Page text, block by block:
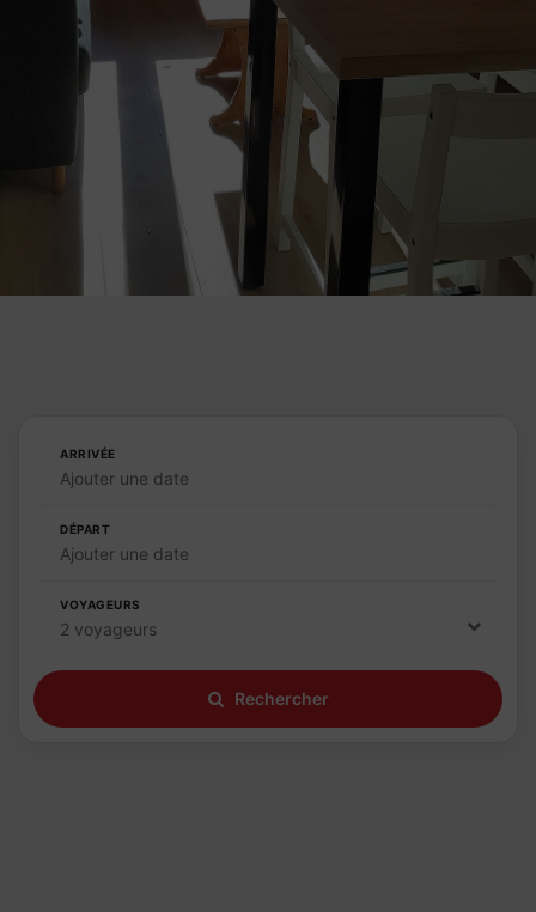
ARRIVÉE
Ajouter une date
DÉPART
Ajouter une date
VOYAGEURS
2 voyageurs
Rechercher